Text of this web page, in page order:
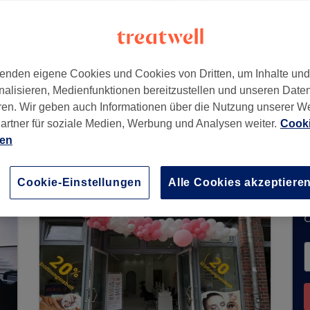
, Berlin, 10969
Buchungen über Treatwell entgegen. Nutzen
Nähe zu finden. Dort warten viele
eigene Cookies und Cookies von Dritten, um Inhalte
Medienfunktionen bereitzustellen und unseren
Wir geben auch Informationen über die Nutzung unserer
für soziale Medien, Werbung und Analysen weiter.
Cookie-Einstellungen Alle Cookies akzeptieren